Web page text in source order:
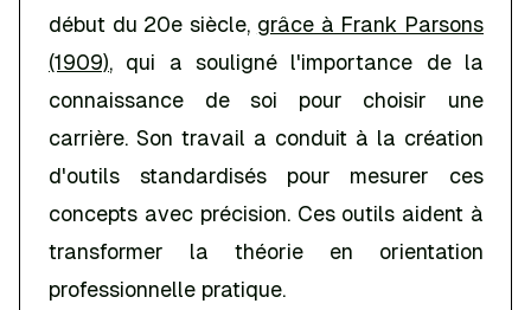
début du 20e siècle, grâce à Frank Parsons
(1909), qui a souligné l'importance de la
connaissance de soi pour choisir une
carrière. Son travail a conduit à la création
d'outils standardisés pour mesurer ces
concepts avec précision. Ces outils aident à
transformer la théorie en orientation
professionnelle pratique.